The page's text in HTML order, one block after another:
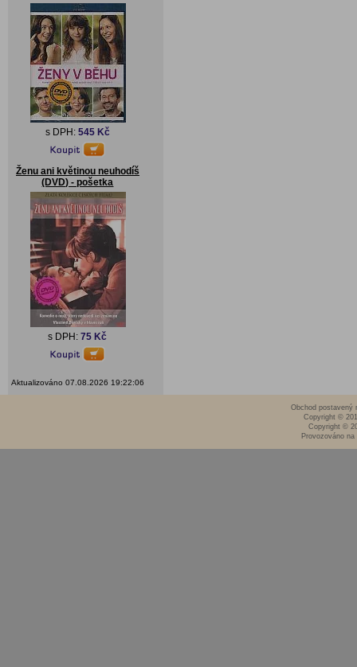
s DPH: 545 Kč
Ženu ani květinou neuhodíš
(DVD) - pošetka
s DPH:75 Kč
Aktualizováno 07.08.2026 19:22:06
Obchod postavený
Copyright ©
Copyright ©
Provozováno